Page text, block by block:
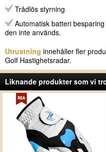
Trådlös styrning
Automatisk batteri
den inte används.
Utrustning innehåller fler
Golf Hastighetsradar.
Liknande produkter som vi